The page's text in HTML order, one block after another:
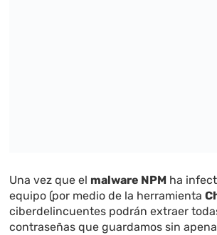
Una vez que el malware NPM ha
equipo (por medio de la herramienta
ciberdelincuentes podrán extraer
contraseñas que guardamos sin